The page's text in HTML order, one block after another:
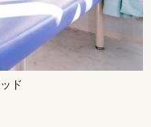
ド